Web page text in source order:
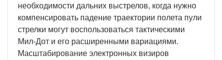
необходимости дальних выстрелов, когда нужно
компенсировать падение траектории полета пули
стрелки могут воспользоваться тактическими
Мил-Дот и его расширенными вариациями.
Масштабирование электронных визиров